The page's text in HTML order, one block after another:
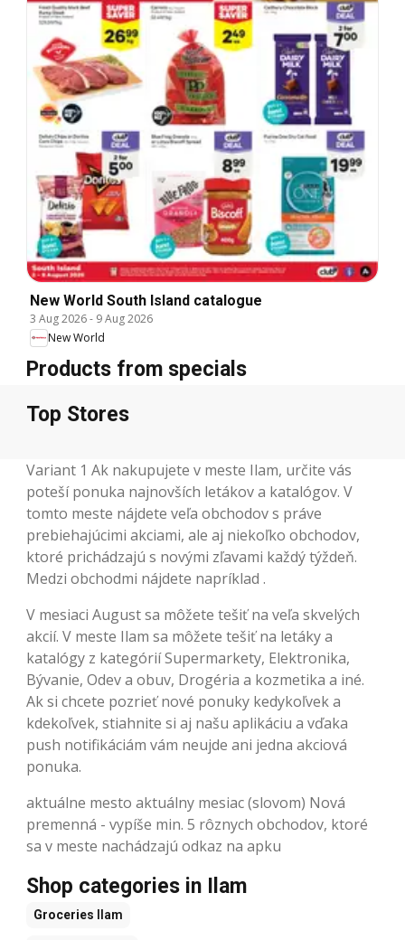
New World South Island catalogue
3 Aug 2026- 9 Aug 2026
New World
Products from specials
Top Stores
Variant 1 Ak nakupujete v meste Ilam, určite vás
poteší ponuka najnovších letákov a katalógov. V
tomto meste nájdete veľa obchodov s práve
prebiehajúcimi akciami, ale aj niekoľko obchodov,
ktoré prichádzajú s novými zľavami každý týždeň.
Medzi obchodmi nájdete napríklad .
V mesiaci August sa môžete tešiť na veľa skvelých
akcií. V meste Ilam sa môžete tešiť na letáky a
katalógy z kategórií Supermarkety, Elektronika,
Bývanie, Odev a obuv, Drogéria a kozmetika a iné.
Ak si chcete pozrieť nové ponuky kedykoľvek a
kdekoľvek, stiahnite si aj našu aplikáciu a vďaka
push notifikáciám vám neujde ani jedna akciová
ponuka.
aktuálne mesto aktuálny mesiac (slovom) Nová
premenná - vypíše min. 5 rôznych obchodov, ktoré
sa v meste nachádzajú odkaz na apku
Shop categories in Ilam
Groceries Ilam